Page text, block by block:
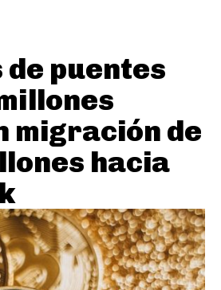
de puentes
migración de
hacia